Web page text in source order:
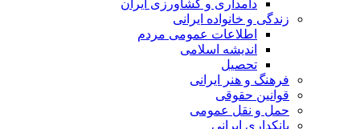
دامداری و کشاورزی ایران
زندگی و خانواده ایرانی
اطلاعات عمومی مردم
اندیشه اسلامی
تحصیل
فرهنگ و هنر ایرانی
قوانین حقوقی
حمل و نقل عمومی
بانکداری ایرانی